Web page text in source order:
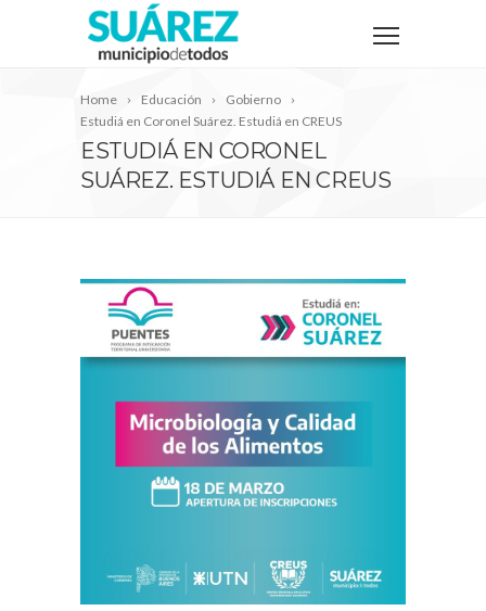
Home Educación
Gobierno
Estudiá en Coronel Suárez. Estudiá en CREUS
ESTUDIÁ EN CORONEL
SUÁREZ. ESTUDIÁ EN CREUS